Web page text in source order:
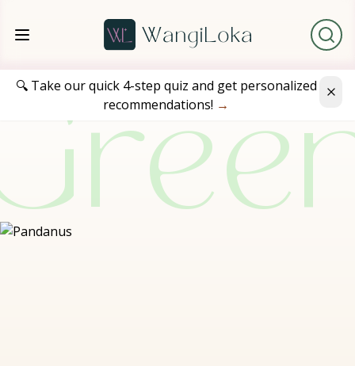
🔍 Take our quick 4-step quiz and get personalized
recommendations! →